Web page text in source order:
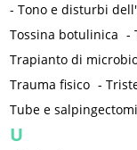
-Tono e disturbi
Tossina botulinica -
Trapianto di
Trauma fisico -
Tube e
U